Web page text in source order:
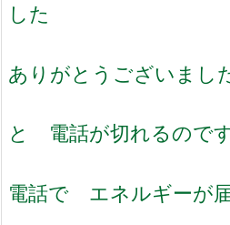
した
ありがとうございまし
と 電話が切れるのです
電話で エネルギーが